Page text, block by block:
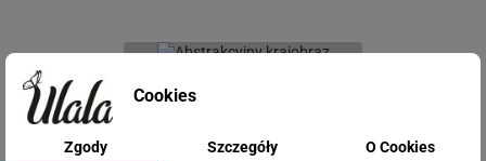
Cookies
Zgody Szczegóły O Cookies